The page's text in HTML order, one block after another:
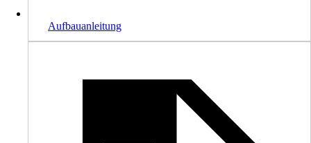
Aufbauanleitung